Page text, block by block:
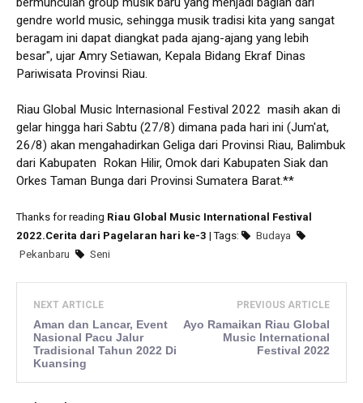
gendre world music, sehingga musik tradisi kita yang sangat
beragam ini dapat diangkat pada ajang-ajang yang lebih
besar", ujar Amry Setiawan, Kepala Bidang Ekraf Dinas
Pariwisata Provinsi Riau.
Riau Global Music Internasional Festival 2022 masih akan di
gelar hingga hari Sabtu (27/8) dimana pada hari ini (Jum'at,
26/8) akan mengahadirkan Geliga dari Provinsi Riau, Balimbuk
dari Kabupaten Rokan Hilir, Omok dari Kabupaten Siak dan
Orkes Taman Bunga dari Provinsi Sumatera Barat.**
Thanks for reading Riau Global Music International Festival
2022.Cerita dari Pagelaran hari ke-3 | Tags:
Budaya
Pekanbaru
Seni
NEXT ARTICLE
Aman dan Lancar, Event
Nasional Pacu Jalur
Tradisional Tahun 2022 Di
Kuansing
PREVIOUS ARTICLE
Ayo Ramaikan Riau Global
Music International
Festival 2022